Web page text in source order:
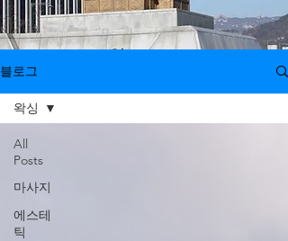
블로그
All
Posts
마사지
에스테
틱
왁싱